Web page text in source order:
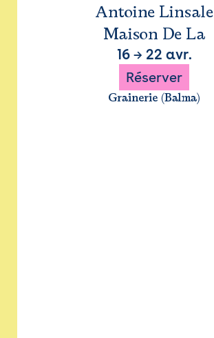
Antoine Linsale
Maison De La
16→ 22 avr.
Réserver
Grainerie (Balma)